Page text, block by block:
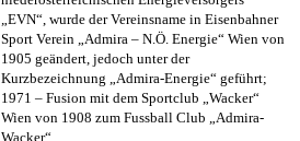
„EVN“, wurde der Vereinsname in Eisenbahner
Sport Verein „Admira – N.Ö. Energie“ Wien von
1905 geändert, jedoch unter der
Kurzbezeichnung „Admira-Energie“ geführt;
1971 – Fusion mit dem Sportclub „Wacker“
Wien von 1908 zum Fussball Club „Admira-
Wacker“